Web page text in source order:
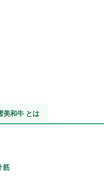
美和牛 とは
筋